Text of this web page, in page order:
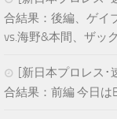
合結果：後編、ゲイ
vs.海野&本間、ザッ
[新日本プロレス･
合結果：前編 今日は